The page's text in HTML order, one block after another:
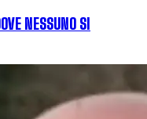
NESSUNO SI